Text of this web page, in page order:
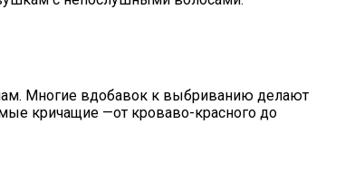
Многие вдобавок к выбриванию делают
кричащие —от кроваво-красного до